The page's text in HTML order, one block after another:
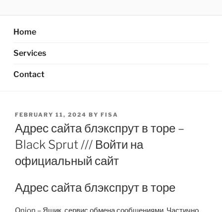
content
Home
Services
Contact
POSTED
ON
FEBRUARY 11, 2024 BY FISA
Адрес сайта блэкспрут в торе –
Black Sprut /// Войти на
официальный сайт
Адрес сайта блэкспрут в торе